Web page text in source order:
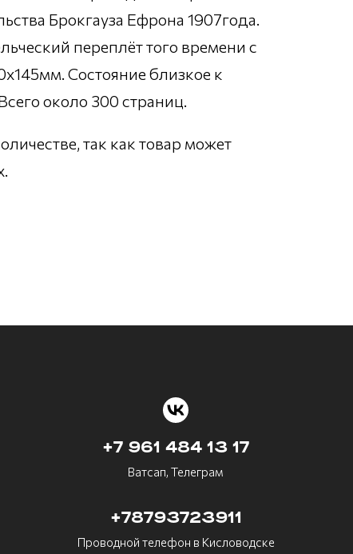
Брокгауза Ефрона 1907года.
переплёт того времени с
Состояние близкое к
около 300 страниц.
так как товар может
+7 961 484 13 17
Ватсап, Телеграм
+78793723911
Проводной телефон в Кисловодске